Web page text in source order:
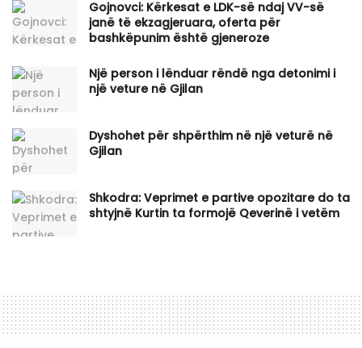
Gojnovci: Kërkesat e LDK-së ndaj VV-së
janë të ekzagjeruara, oferta për
bashkëpunim është gjeneroze
Një person i lënduar rëndë nga detonimi i
një veture në Gjilan
Dyshohet për shpërthim në një veturë në
Gjilan
Shkodra: Veprimet e partive opozitare do ta
shtyjnë Kurtin ta formojë Qeverinë i vetëm